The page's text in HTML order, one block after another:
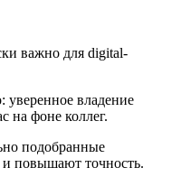
важно для digital-
уверенное владение
на фоне коллег.
подобранные
повышают точность.